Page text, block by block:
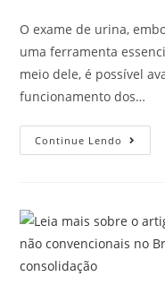
O exame de urina,
uma ferramenta
meio dele, é possível
funcionamento dos…
Continue Lendo